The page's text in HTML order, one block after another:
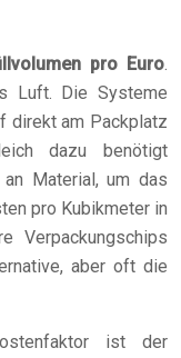
pro Euro
Luft. Die Systeme
direkt am Packplatz
dazu benötigt
Material, um das
pro Kubikmeter in
Verpackungschips
aber oft die
ist der